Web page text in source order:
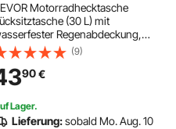
Motorradhecktasche
(30 L) mit
Regenabdeckung,
Gepäckaufbewahrung,
mit
universell passende
Motorradgepäck
(9)
90€
Lager.
Lieferung:sobald Mo. Aug. 10